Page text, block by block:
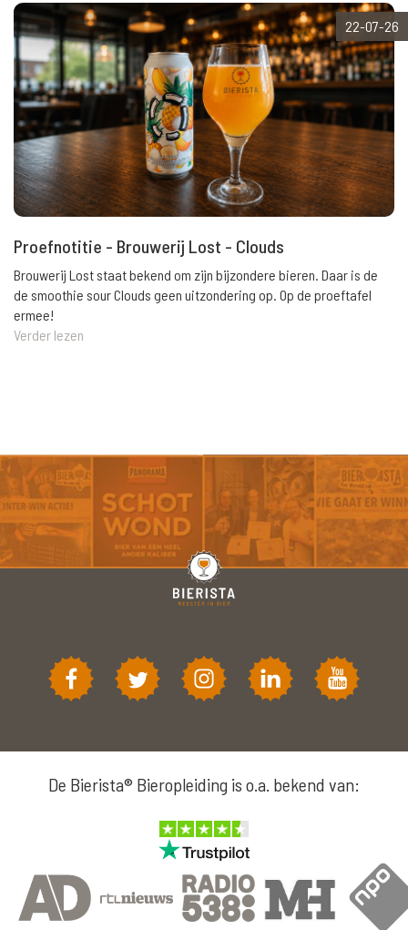
22-07-26
Proefnotitie - Brouwerij Lost - Clouds
Brouwerij Lost staat bekend om zijn bijzondere bieren. Daar is de
de smoothie sour Clouds geen uitzondering op. Op de proeftafel
ermee!
Verder lezen
De Bierista® Bieropleiding is o.a. bekend van: